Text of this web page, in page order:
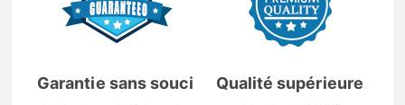
Garantie sans souci Qualité supérieure